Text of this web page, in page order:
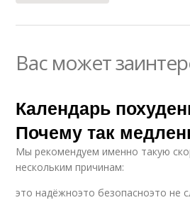
Вас может
Календарь
Почему так
Мы рекомендуем именно такую
нескольким причинам:
это надёжноэто безопасноэто не